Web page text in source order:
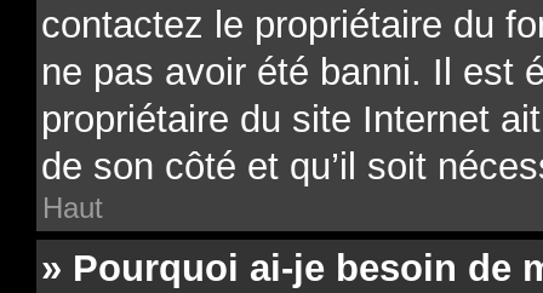
contactez le propriétaire du
ne pas avoir été banni. Il est
propriétaire du site Internet
de son côté et qu’il soit
Haut
» Pourquoi ai-je besoin de